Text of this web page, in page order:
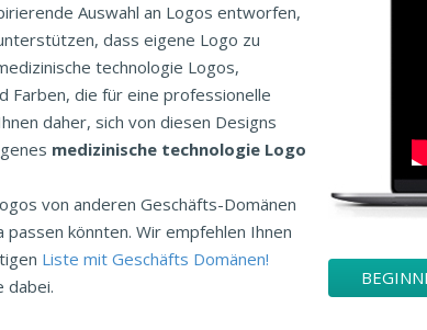
Auswahl an Logos entworfen,
dass eigene Logo zu
technologie Logos,
Farben, die für eine professionelle
daher, sich von diesen Designs
medizinische technologie Logo
von anderen Geschäfts-Domänen
könnten. Wir empfehlen Ihnen
Liste mit Geschäfts Domänen!
dabei.